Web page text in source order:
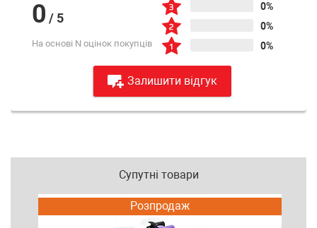
0 / 5
На основі N оцінок покупців
0%
0%
0%
Залишити відгук
Супутні товари
Розпродаж